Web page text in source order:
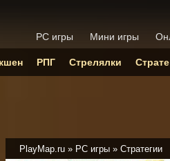
PlayMap.ru » PC игры » Стратегии
PC игры Мини игры
РПГ Стрелялки